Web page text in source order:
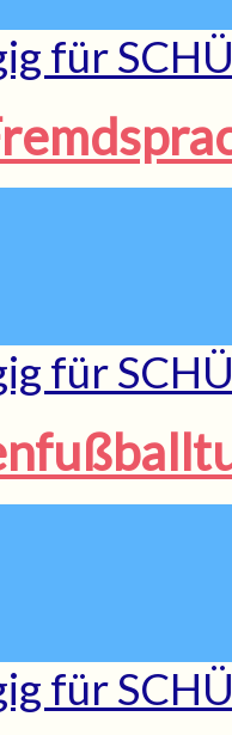
für
für
für